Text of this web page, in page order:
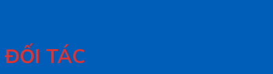
ĐỐI TÁC